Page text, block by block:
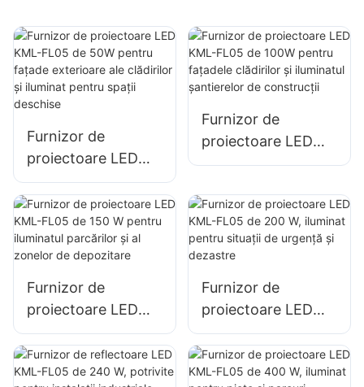
Furnizor de
proiectoare LED
KML-FL05 de 50W
pentru fațade
exterioare ale
clădirilor și iluminat
deschise
Furnizor de
proiectoare LED
KML-FL05 de 100W
clădirilor și
iluminatul
șantierelor de
Furnizor de
proiectoare LED
KML-FL05 de 150
W pentru iluminatul
parcărilor și al
Furnizor de
proiectoare LED
KML-FL05 de 200
W, iluminat pentru
situații de urgență